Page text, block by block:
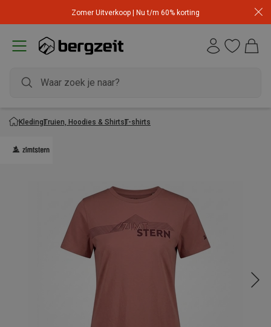
Zomer Uitverkoop | Nu t/m 60% korting
KledingTruien, Hoodies & ShirtsT-shirts